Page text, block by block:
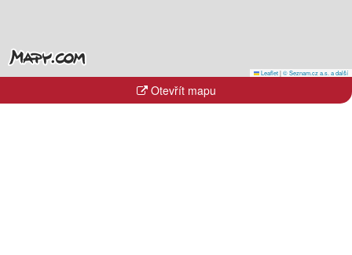
Leaflet|© Seznam.cz a.s. a další
Otevřít mapu